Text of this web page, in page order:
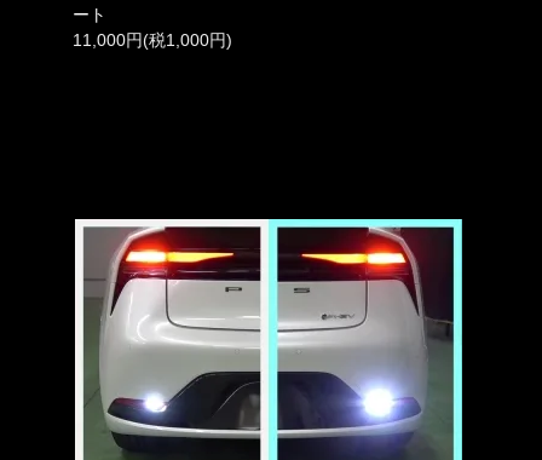
ート
11,000円(税1,000円)